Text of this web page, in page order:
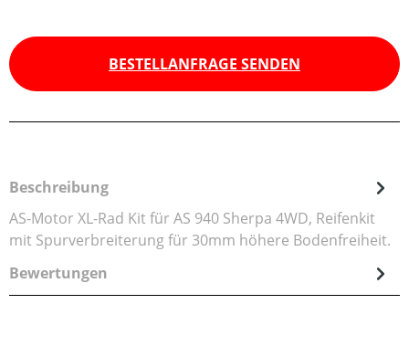
BESTELLANFRAGE SENDEN
Beschreibung
AS-Motor XL-Rad Kit für AS 940 Sherpa 4WD, Reifenkit
mit Spurverbreiterung für 30mm höhere Bodenfreiheit.
Bewertungen